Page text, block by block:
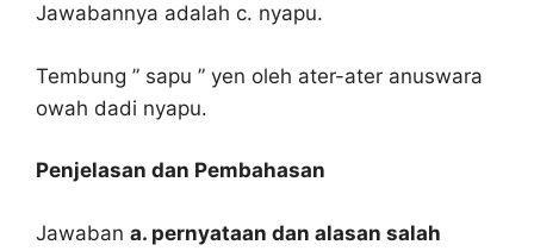
Jawabannya adalah c. nyapu.
Tembung ” sapu ” yen oleh ater-ater anuswara
owah dadi nyapu.
Penjelasan dan Pembahasan
Jawaban a. pernyataan dan alasan salah